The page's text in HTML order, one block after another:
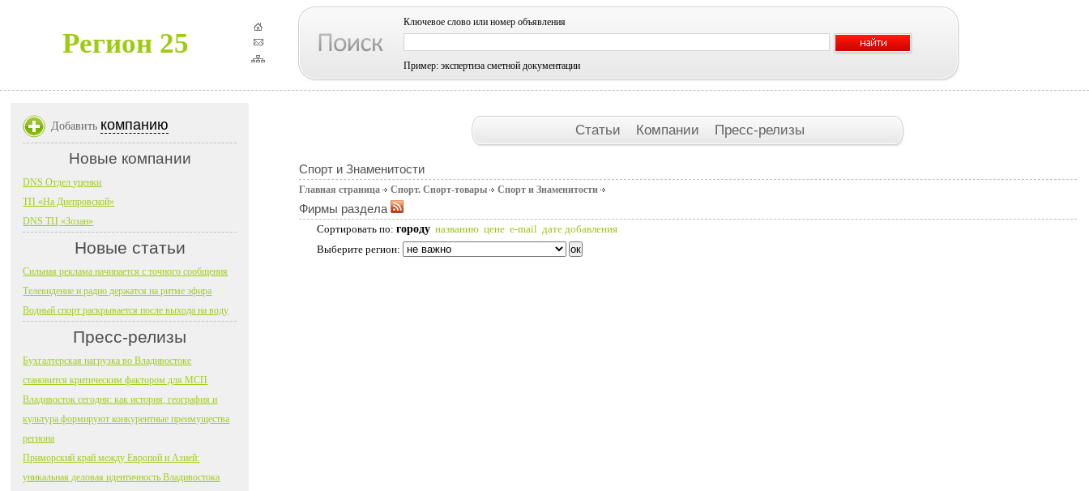
Регион 25
Ключевое слово или номер объявления
Пример: экспертиза сметной документации
Статьи Компании Пресс-релизы
Спорт и Знаменитости
Главная страница Спорт. Спорт-товары Спорт и Знаменитости
Фирмы раздела
Сортировать по: городу названию цене e-mail дате добавления
Выберите регион:
Добавить компанию
Новые компании
DNS Отдел уценки
ТП «На Днепровской»
DNS ТЦ «Зозан»
Новые статьи
Сильная реклама начинается с точного сообщения
Телевидение и радио держатся на ритме эфира
Водный спорт раскрывается после выхода на воду
Пресс-релизы
Бухгалтерская нагрузка во Владивостоке
становится критическим фактором для МСП
Владивосток сегодня: как история, география и
культура формируют конкурентные преимущества
региона
Приморский край между Европой и Азией:
уникальная деловая идентичность Владивостока